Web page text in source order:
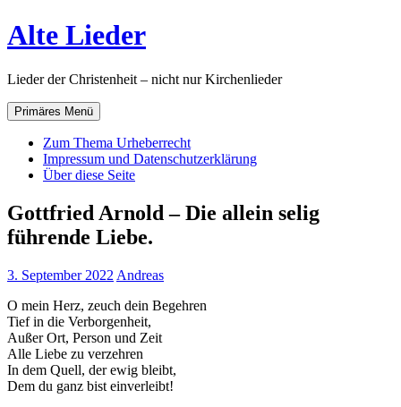
Zum
Inhalt
Alte Lieder
Lieder der Christenheit – nicht nur Kirchenlieder
Primäres Menü
Zum Thema Urheberrecht
Impressum und Datenschutzerklärung
Über diese Seite
Gottfried Arnold – Die allein selig
führende Liebe.
3. September 2022 Andreas
O mein Herz, zeuch dein Begehren
Tief in die Verborgenheit,
Außer Ort, Person und Zeit
Alle Liebe zu verzehren
In dem Quell, der ewig bleibt,
Dem du ganz bist einverleibt!